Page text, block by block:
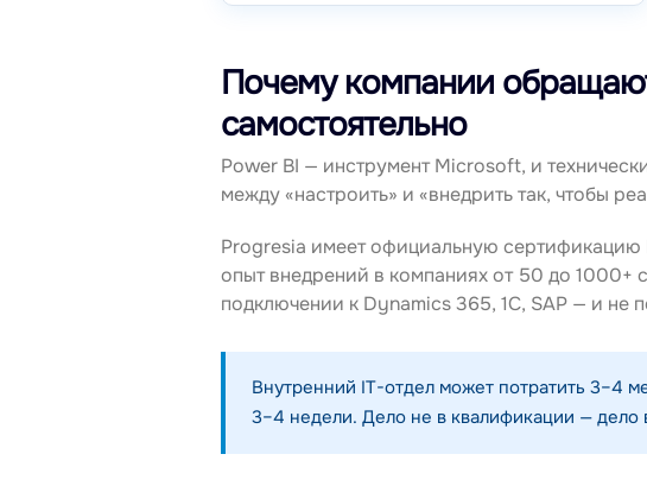
Почему компании
самостоятельно
Power BI — инструмент Microsoft, и
между «настроить» и «внедрить так, чтобы
Progresia имеет официальную
опыт внедрений в компаниях от 50 до
подключении к Dynamics 365, 1С, SAP — и не
Внутренний IT-отдел может потратить 3–4
3–4 недели. Дело не в квалификации — дело